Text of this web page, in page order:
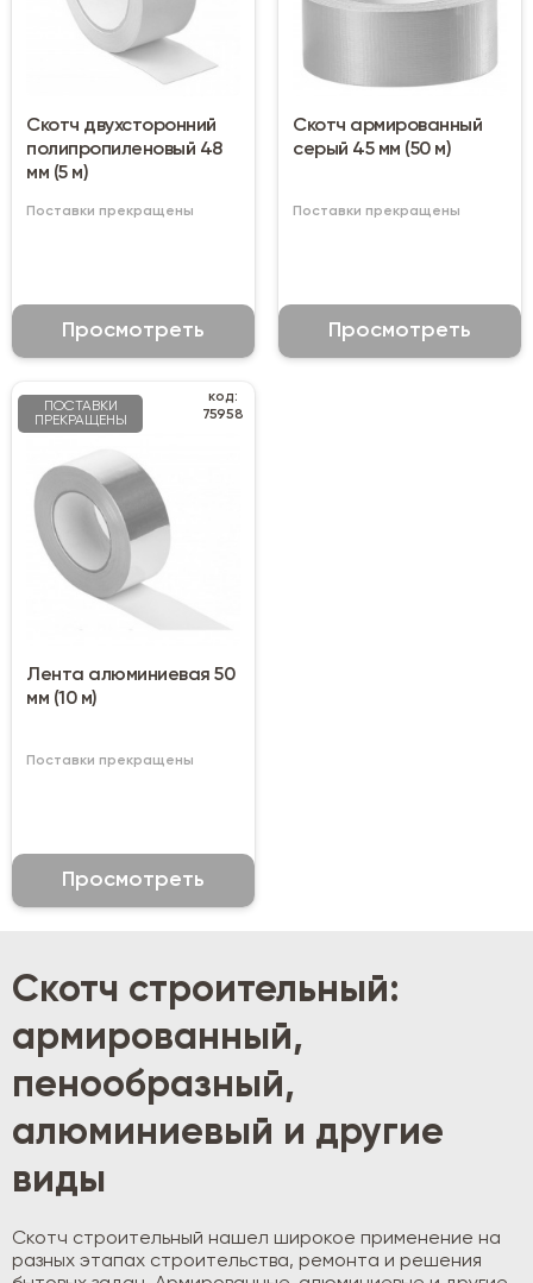
Скотч двухсторонний
полипропиленовый 48
мм (5 м)
Поставки прекращены
Просмотреть
Скотч армированный
серый 45 мм (50 м)
Поставки прекращены
Просмотреть
ПОСТАВКИ
ПРЕКРАЩЕНЫ
код:
75958
Лента алюминиевая 50
мм (10 м)
Поставки прекращены
Просмотреть
Скотч строительный:
армированный,
пенообразный,
алюминиевый и другие
виды
Скотч строительный нашел широкое применение на
разных этапах строительства, ремонта и решения